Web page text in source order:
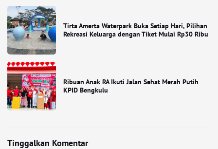
Tirta Amerta Waterpark Buka Setiap Hari, Pilihan
Rekreasi Keluarga dengan Tiket Mulai Rp30 Ribu
Ribuan Anak RA Ikuti Jalan Sehat Merah Putih
KPID Bengkulu
Tinggalkan Komentar